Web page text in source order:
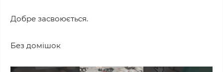
Добре засвоюється.
Без домішок